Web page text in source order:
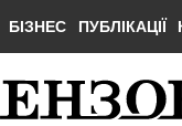
БІЗНЕС ПУБЛІКАЦІЇ